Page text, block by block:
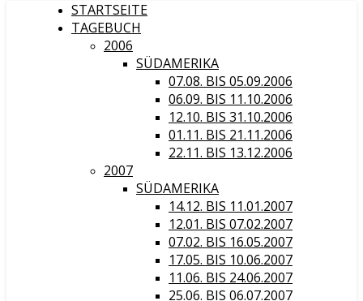
STARTSEITE
TAGEBUCH
2006
SÜDAMERIKA
07.08. BIS 05.09.2006
06.09. BIS 11.10.2006
12.10. BIS 31.10.2006
01.11. BIS 21.11.2006
22.11. BIS 13.12.2006
2007
SÜDAMERIKA
14.12. BIS 11.01.2007
12.01. BIS 07.02.2007
07.02. BIS 16.05.2007
17.05. BIS 10.06.2007
11.06. BIS 24.06.2007
25.06. BIS 06.07.2007